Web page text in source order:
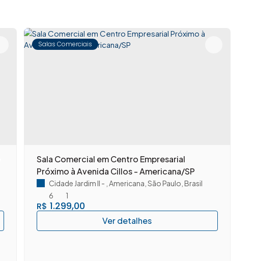
Salas Comerciais
Sala Comercial em Centro Empresarial
Próximo à Avenida Cillos - Americana/SP
R$ 1.299,00
Cidade Jardim II Americana São Paulo Brasil
6
1